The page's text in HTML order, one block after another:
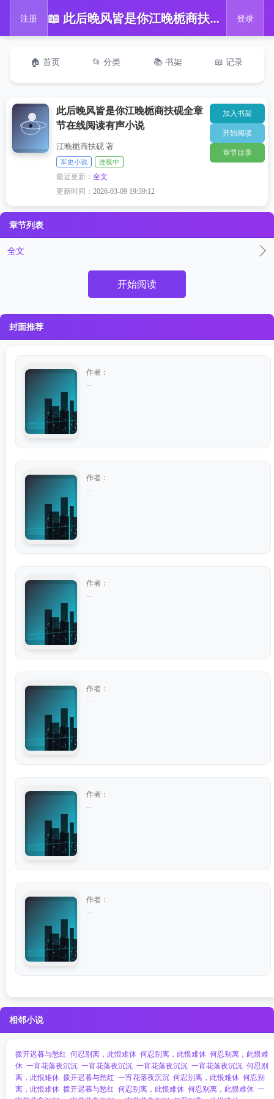
注册 📖 此后晚风皆是你江晚栀商扶砚全章节在线阅读有声小说 登录
🏠 首页 📂 分类 📚 书架 📖 记录
此后晚风皆是你江晚栀商扶砚全章
节在线阅读有声小说
江晚栀商扶砚 著
军史小说 连载中
最近更新：全文
更新时间：2026-03-09 19:39:12
加入书架
开始阅读
章节目录
章节列表
全文
开始阅读
封面推荐
作者：
作者：
作者：
作者：
作者：
作者：
相邻小说
拨开迟暮与愁红 何忍别离，此恨难休 何忍别离，此恨难休 何忍别离，此恨难
休 一宵花落夜沉沉 一宵花落夜沉沉 一宵花落夜沉沉 一宵花落夜沉沉 何忍别
离，此恨难休 拨开迟暮与愁红 一宵花落夜沉沉 何忍别离，此恨难休 何忍别
离，此恨难休 拨开迟暮与愁红 何忍别离，此恨难休 何忍别离，此恨难休 一